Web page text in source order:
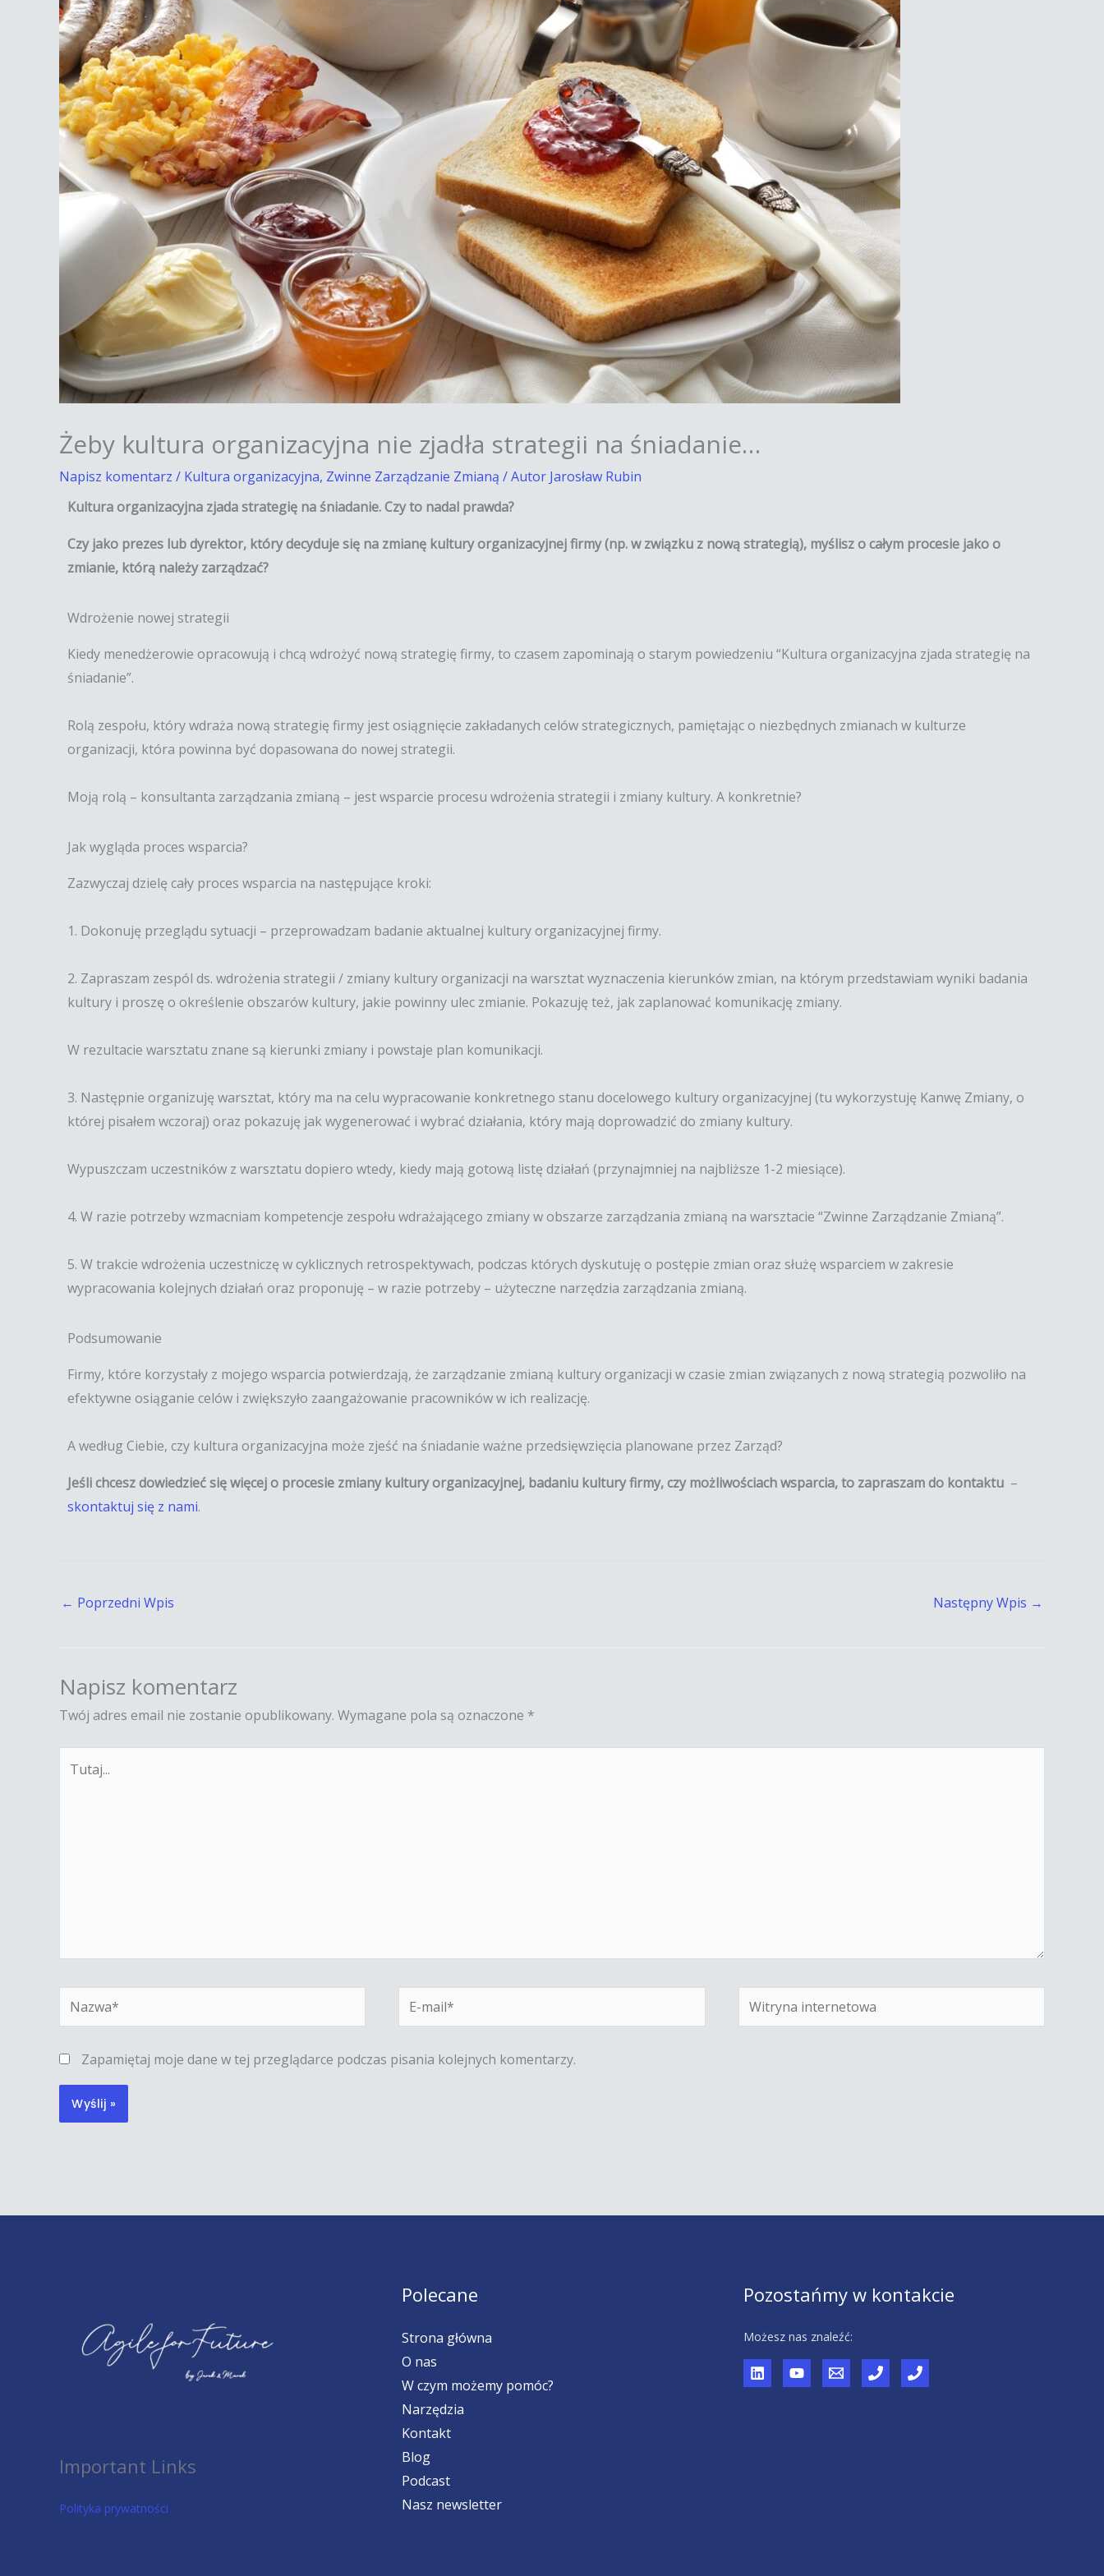
Żeby kultura organizacyjna nie zjadła strategii na śniadanie…
Napisz komentarz / Kultura organizacyjna, Zwinne Zarządzanie Zmianą / Autor Jarosław Rubin
Kultura organizacyjna zjada strategię na śniadanie. Czy to nadal prawda?
Czy jako prezes lub dyrektor, który decyduje się na zmianę kultury organizacyjnej firmy (np. w związku z nową strategią), myślisz o całym procesie jako o
zmianie, którą należy zarządzać?
Wdrożenie nowej strategii
Kiedy menedżerowie opracowują i chcą wdrożyć nową strategię firmy, to czasem zapominają o starym powiedzeniu “Kultura organizacyjna zjada strategię na
śniadanie”.
Rolą zespołu, który wdraża nową strategię firmy jest osiągnięcie zakładanych celów strategicznych, pamiętając o niezbędnych zmianach w kulturze
organizacji, która powinna być dopasowana do nowej strategii.
Moją rolą – konsultanta zarządzania zmianą – jest wsparcie procesu wdrożenia strategii i zmiany kultury. A konkretnie?
Jak wygląda proces wsparcia?
Zazwyczaj dzielę cały proces wsparcia na następujące kroki:
1. Dokonuję przeglądu sytuacji – przeprowadzam badanie aktualnej kultury organizacyjnej firmy.
2. Zapraszam zespól ds. wdrożenia strategii / zmiany kultury organizacji na warsztat wyznaczenia kierunków zmian, na którym przedstawiam wyniki badania
kultury i proszę o określenie obszarów kultury, jakie powinny ulec zmianie. Pokazuję też, jak zaplanować komunikację zmiany.
W rezultacie warsztatu znane są kierunki zmiany i powstaje plan komunikacji.
3. Następnie organizuję warsztat, który ma na celu wypracowanie konkretnego stanu docelowego kultury organizacyjnej (tu wykorzystuję Kanwę Zmiany, o
której pisałem wczoraj) oraz pokazuję jak wygenerować i wybrać działania, który mają doprowadzić do zmiany kultury.
Wypuszczam uczestników z warsztatu dopiero wtedy, kiedy mają gotową listę działań (przynajmniej na najbliższe 1-2 miesiące).
4. W razie potrzeby wzmacniam kompetencje zespołu wdrażającego zmiany w obszarze zarządzania zmianą na warsztacie “Zwinne Zarządzanie Zmianą”.
5. W trakcie wdrożenia uczestniczę w cyklicznych retrospektywach, podczas których dyskutuję o postępie zmian oraz służę wsparciem w zakresie
wypracowania kolejnych działań oraz proponuję – w razie potrzeby – użyteczne narzędzia zarządzania zmianą.
Podsumowanie
Firmy, które korzystały z mojego wsparcia potwierdzają, że zarządzanie zmianą kultury organizacji w czasie zmian związanych z nową strategią pozwoliło na
efektywne osiąganie celów i zwiększyło zaangażowanie pracowników w ich realizację.
A według Ciebie, czy kultura organizacyjna może zjeść na śniadanie ważne przedsięwzięcia planowane przez Zarząd?
Jeśli chcesz dowiedzieć się więcej o procesie zmiany kultury organizacyjnej, badaniu kultury firmy, czy możliwościach wsparcia, to zapraszam do kontaktu –
skontaktuj się z nami.
← Poprzedni Wpis Następny Wpis →
Napisz komentarz
Twój adres email nie zostanie opublikowany. Wymagane pola są oznaczone *
Nazwa*
E-
mail*
Witryna
internetowa
Zapamiętaj moje dane w tej przeglądarce podczas pisania kolejnych komentarzy.
Important Links
Polityka prywatności
Polecane
Strona główna
O nas
W czym możemy pomóc?
Narzędzia
Kontakt
Blog
Podcast
Nasz newsletter
Pozostańmy w kontakcie
Możesz nas znaleźć: